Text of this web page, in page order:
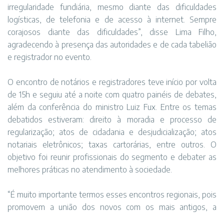
irregularidade fundiária, mesmo diante das dificuldades
logísticas, de telefonia e de acesso à internet. Sempre
corajosos diante das dificuldades”, disse Lima Filho,
agradecendo à presença das autoridades e de cada tabelião
e registrador no evento.
O encontro de notários e registradores teve início por volta
de 15h e seguiu até a noite com quatro painéis de debates,
além da conferência do ministro Luiz Fux. Entre os temas
debatidos estiveram: direito à moradia e processo de
regularização; atos de cidadania e desjudicialização; atos
notariais eletrônicos; taxas cartorárias, entre outros. O
objetivo foi reunir profissionais do segmento e debater as
melhores práticas no atendimento à sociedade.
“É muito importante termos esses encontros regionais, pois
promovem a união dos novos com os mais antigos, a